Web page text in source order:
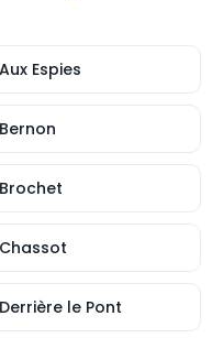
Aux Espies
Bernon
Brochet
Chassot
Derrière le Pont